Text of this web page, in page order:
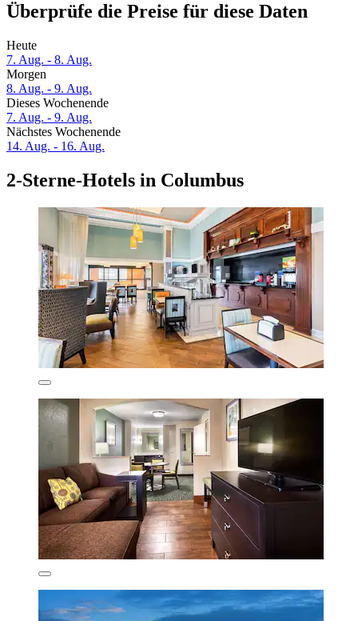
Überprüfe die Preise für diese Daten
Heute
7. Aug. - 8. Aug.
Morgen
8. Aug. - 9. Aug.
Dieses Wochenende
7. Aug. - 9. Aug.
Nächstes Wochenende
14. Aug. - 16. Aug.
2-Sterne-Hotels in Columbus